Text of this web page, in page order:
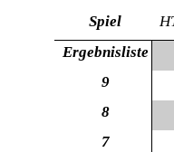
Spiel
Ergebnisliste
9
8
7